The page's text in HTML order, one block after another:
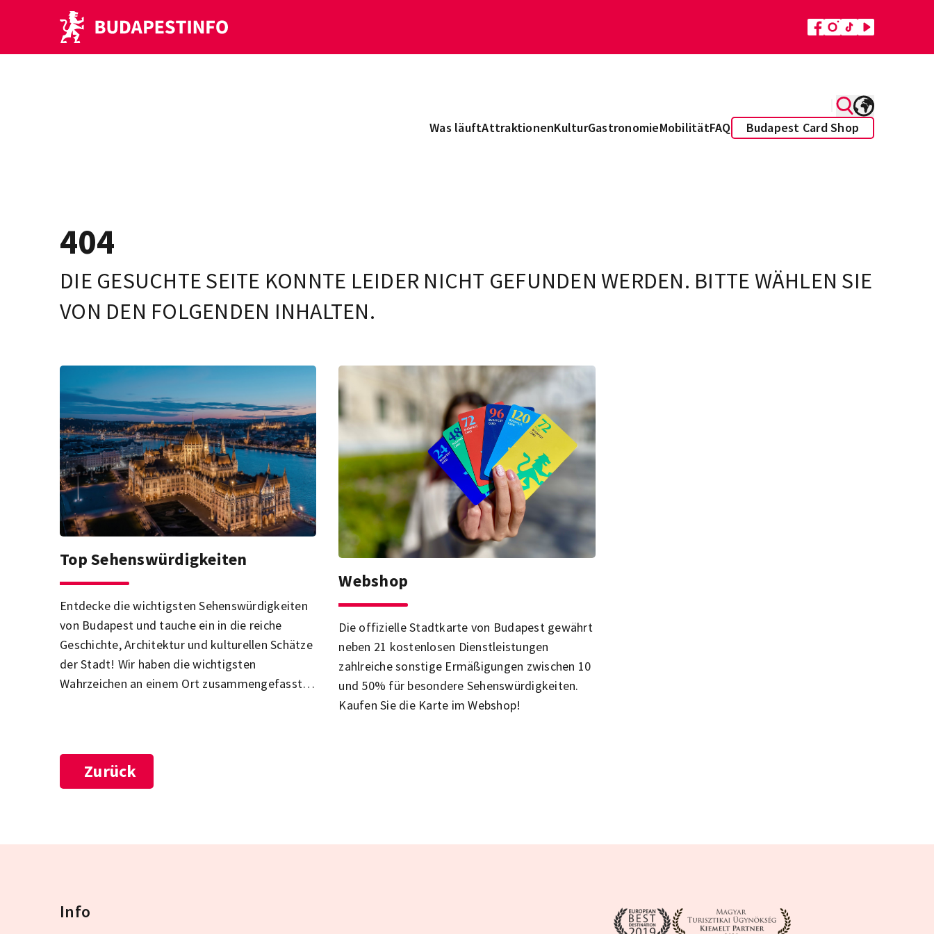
Was läuftAttraktionenKulturGastronomieMobilitätFAQ Budapest Card Shop
404
DIE GESUCHTE SEITE KONNTE LEIDER NICHT GEFUNDEN WERDEN. BITTE WÄHLEN SIE
VON DEN FOLGENDEN INHALTEN.
Top Sehenswürdigkeiten
Entdecke die wichtigsten Sehenswürdigkeiten
von Budapest und tauche ein in die reiche
Geschichte, Architektur und kulturellen Schätze
der Stadt! Wir haben die wichtigsten
Wahrzeichen an einem Ort zusammengefasst,
Stadtpark und das jüdische Viertel in Pest – nur
einige der Highlights, die du bei deinem Besuch
Webshop
Die offizielle Stadtkarte von Budapest gewährt
neben 21 kostenlosen Dienstleistungen
zahlreiche sonstige Ermäßigungen zwischen 10
und 50% für besondere Sehenswürdigkeiten.
Kaufen Sie die Karte im Webshop!
Zurück
Info